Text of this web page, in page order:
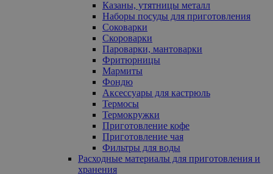
Казаны, утятницы металл
Наборы посуды для приготовления
Соковарки
Скороварки
Пароварки, мантоварки
Фритюрницы
Мармиты
Фондю
Аксессуары для кастрюль
Термосы
Термокружки
Приготовление кофе
Приготовление чая
Фильтры для воды
Расходные материалы для приготовления и
хранения